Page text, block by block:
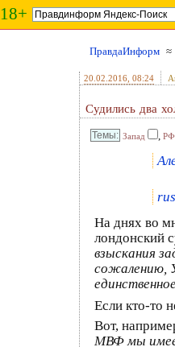
18+
ПравдаИнформ ≈
20.02.2016 , 08:24
Судились два
Запад , РФ
На днях во
лондонский
взыскания
сожалению,
Если кто-то
Вот,
МВФ мы